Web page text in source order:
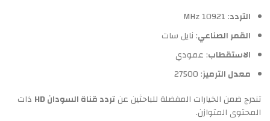
التردد: 10921 MHz
القمر الصناعي: نايل سات
الاستقطاب: عمودي
معدل الترميز: 27500
تندرج ضمن الخيارات المفضلة للباحثين عنتردد قناة السودان HD
ذات
المحتوى المتوازن.